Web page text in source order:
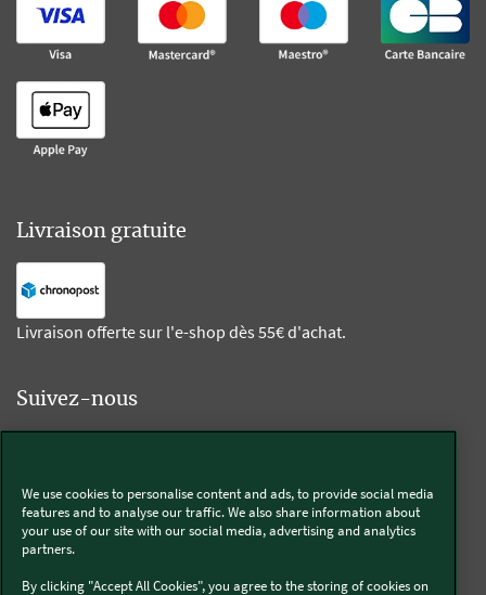
Livraison gratuite
Livraison offerte sur l'e-shop dès 55€ d'achat.
Suivez-nous
Thermomix®
We use cookies to personalise content and ads, to provide social media
features and to analyse our traffic. We also share information about
your use of our site with our social media, advertising and analytics
partners.
By clicking "Accept All Cookies", you agree to the storing of cookies on